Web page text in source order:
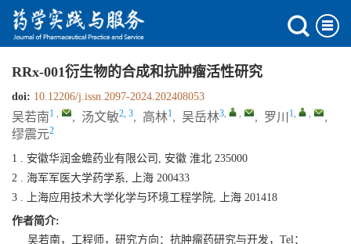
RRx-001衍生物的合成和抗肿瘤活性研究
doi: 10.12206/j.issn.2097-2024.202408053
吴若南1 , , 汤文敏2, 3, 高林1, 吴岳林3, , , 罗川 1, ,
,
缪震元2
1 . 安徽华润金蟾药业有限公司, 安徽 淮北 235000
2 . 海军军医大学药学系, 上海 200433
3 . 上海应用技术大学化学与环境工程学院, 上海 201418
作者简介:
吴若南，工程师，研究方向：抗肿瘤药研究与开发，Tel：